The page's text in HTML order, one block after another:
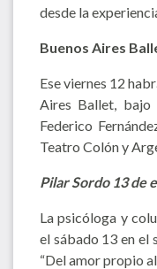
desde la
Buenos Aires
Ese viernes 12
Aires Ballet,
Federico
Teatro Colón y
Pilar Sordo 13 de
La psicóloga y
el sábado 13 en el
“Del amor propio